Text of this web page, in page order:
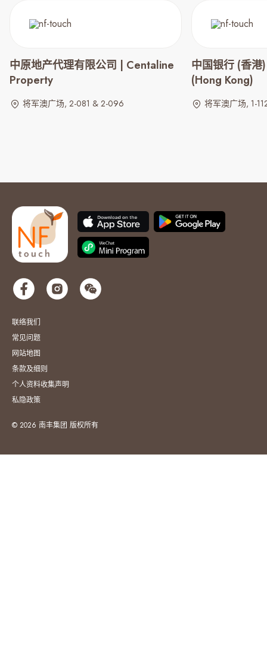
中原地产代理有限公司 | Centaline
Property
将军澳广场, 2-081 & 2-096
中国银行 (香
(Hong Kong)
将军澳广场, 1-
联络我们
常见问题
网站地图
条款及细则
个人资料收集声明
私隐政策
© 2026 南丰集团 版权所有